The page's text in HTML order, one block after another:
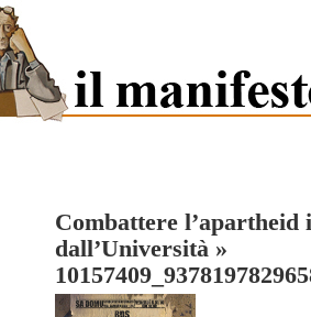
Combattere l’apartheid
dall’Università »